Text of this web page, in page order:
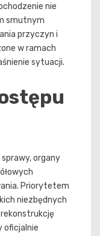
nie
smutnym
przyczyn i
w ramach
sytuacji.
organy
Priorytetem
niezbędnych
rekonstrukcję
oficjalnie